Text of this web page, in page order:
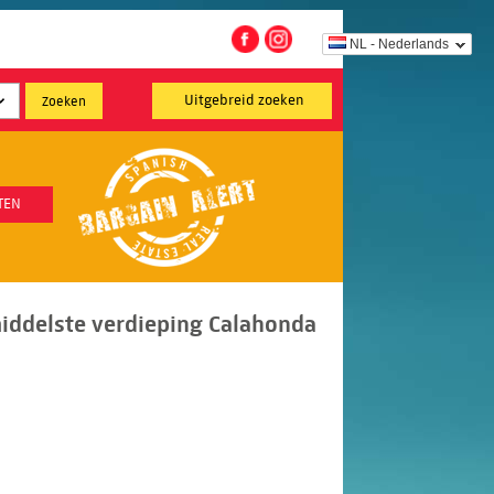
NL - Nederlands
Uitgebreid zoeken
verdieping Calahonda